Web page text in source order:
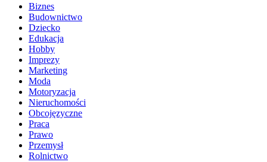
Biznes
Budownictwo
Dziecko
Edukacja
Hobby
Imprezy
Marketing
Moda
Motoryzacja
Nieruchomości
Obcojęzyczne
Praca
Prawo
Przemysł
Rolnictwo